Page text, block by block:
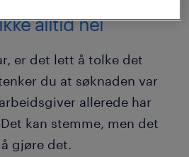
alltid nei
er det lett å tolke det
du at søknaden var
allerede har
kan stemme, men det
gjøre det.